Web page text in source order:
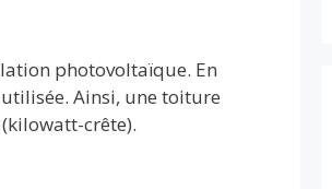
photovoltaïque. En
Ainsi, une toiture
(kilowatt-crête).